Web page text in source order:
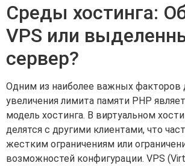
Среды хостинга:
VPS или
сервер?
Одним из наиболее важных факторов
увеличения лимита памяти PHP
модель хостинга. В виртуальном
делятся с другими клиентами, что
жестким ограничениям или
возможностей конфигурации. VPS